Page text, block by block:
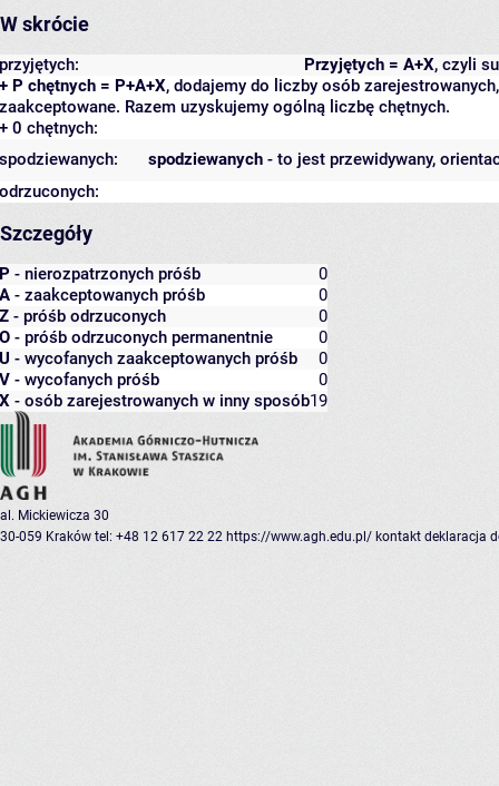
W skrócie
Przyjętych = A+X, czyli
przyjętych:
+ P chętnych = P+A+X, dodajemy do liczby osób
zaakceptowane. Razem uzyskujemy ogólną liczbę chętnych.
+ 0 chętnych:
spodziewanych - to jest przewidywany,
spodziewanych:
odrzuconych:
Szczegóły
P - nierozpatrzonych próśb
0
A - zaakceptowanych próśb
0
Z - próśb odrzuconych
0
O - próśb odrzuconych permanentnie
0
U - wycofanych zaakceptowanych próśb
0
V - wycofanych próśb
0
X - osób zarejestrowanych w inny sposób19
al. Mickiewicza 30
30-059 Kraków tel: +48 12 617 22 22 https://www.agh.edu.pl/ kontakt deklaracja